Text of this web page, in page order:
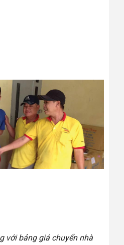
với bảng giá chuyển nhà